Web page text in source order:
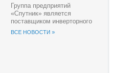
Группа предприятий
«Спутник» является
поставщиком инверторного
оборудования для
ВСЕ НОВОСТИ »